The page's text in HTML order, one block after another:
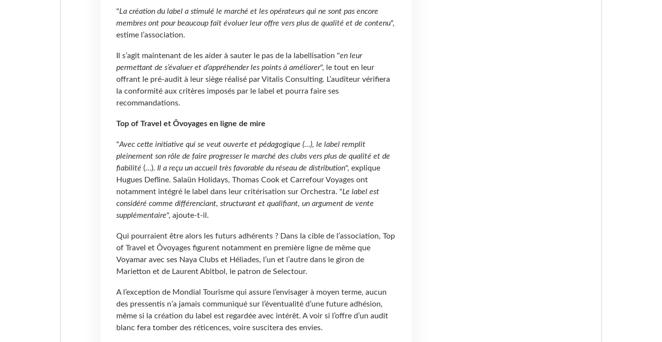
"La création du label a stimulé le marché et les opérateurs qui ne sont pas encore
membres ont pour beaucoup fait évoluer leur offre vers plus de qualité et de contenu",
estime l’association.
Il s’agit maintenant de les aider à sauter le pas de la labellisation "en leur
permettant de s’évaluer et d’appréhender les points à améliorer", le tout en leur
offrant le pré-audit à leur siège réalisé par Vitalis Consulting. L’auditeur vérifiera
la conformité aux critères imposés par le label et pourra faire ses
recommandations.
Top of Travel et Ôvoyages en ligne de mire
"Avec cette initiative qui se veut ouverte et pédagogique (…), le label remplit
pleinement son rôle de faire progresser le marché des clubs vers plus de qualité et de
fiabilité (…). Il a reçu un accueil très favorable du réseau de distribution", explique
Hugues Defline. Salaün Holidays, Thomas Cook et Carrefour Voyages ont
notamment intégré le label dans leur critérisation sur Orchestra. "Le label est
considéré comme différenciant, structurant et qualifiant, un argument de vente
supplémentaire", ajoute-t-il.
Qui pourraient être alors les futurs adhérents ? Dans la cible de l’association, Top
of Travel et Ôvoyages figurent notamment en première ligne de même que
Voyamar avec ses Naya Clubs et Héliades, l’un et l’autre dans le giron de
Marietton et de Laurent Abitbol, le patron de Selectour.
A l’exception de Mondial Tourisme qui assure l’envisager à moyen terme, aucun
des pressentis n’a jamais communiqué sur l’éventualité d’une future adhésion,
même si la création du label est regardée avec intérêt. A voir si l’offre d’un audit
blanc fera tomber des réticences, voire suscitera des envies.